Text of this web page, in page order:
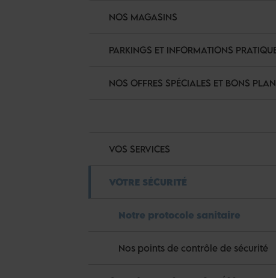
NOS MAGASINS
PARKINGS ET INFORMATIONS
NOS OFFRES SPÉCIALES ET BONS
VOS SERVICES
VOTRE SÉCURITÉ
Notre protocole sanitaire
Nos points de contrôle de sécurité